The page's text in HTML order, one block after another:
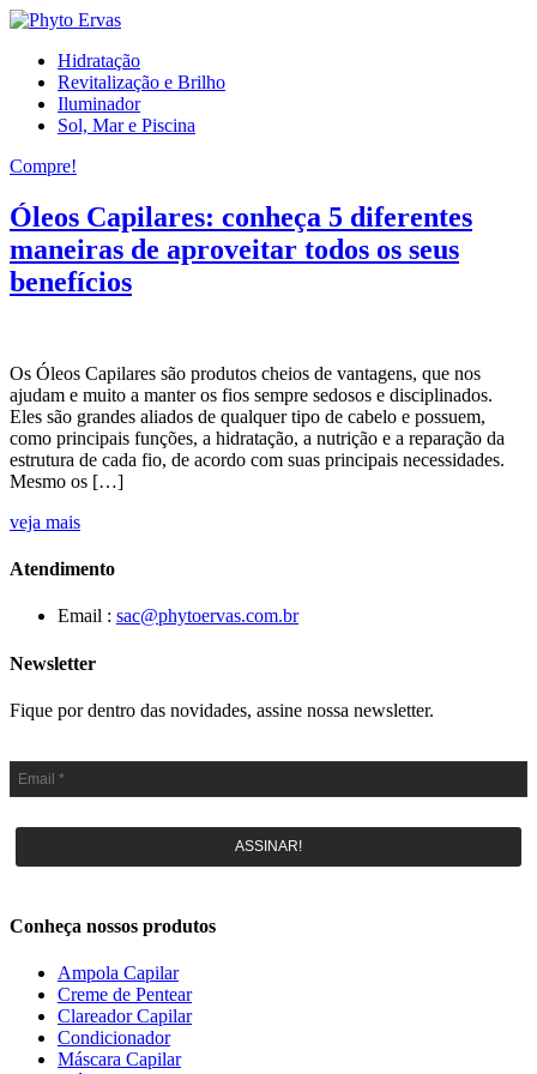
Hidratação
Revitalização e Brilho
Iluminador
Sol, Mar e Piscina
Compre!
Óleos Capilares: conheça 5 diferentes
maneiras de aproveitar todos os seus
benefícios
Os Óleos Capilares são produtos cheios de vantagens, que nos
ajudam e muito a manter os fios sempre sedosos e disciplinados.
Eles são grandes aliados de qualquer tipo de cabelo e possuem,
como principais funções, a hidratação, a nutrição e a reparação da
estrutura de cada fio, de acordo com suas principais necessidades.
Mesmo os […]
veja mais
Atendimento
Email : sac@phytoervas.com.br
Newsletter
Fique por dentro das novidades, assine nossa newsletter.
ASSINAR!
Conheça nossos produtos
Ampola Capilar
Creme de Pentear
Clareador Capilar
Condicionador
Máscara Capilar